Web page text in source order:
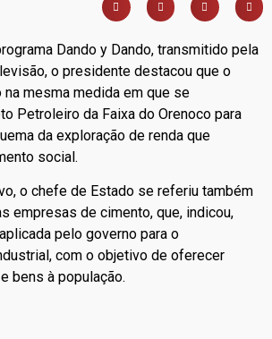
Dando y Dando, transmitido pela
o presidente destacou que o
mesma medida em que se
Petroleiro da Faixa do Orenoco para
da exploração de renda que
social.
o chefe de Estado se referiu também
empresas de cimento, que, indicou,
pelo governo para o
com o objetivo de oferecer
bens à população.